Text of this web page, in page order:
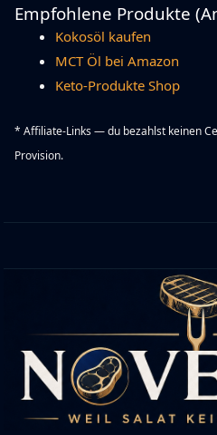
Empfohlene Produkte
Kokosöl kaufen
MCT Öl bei Amazon
Keto-Produkte Shop
* Affiliate-Links — du bezahlst keinen
Provision.